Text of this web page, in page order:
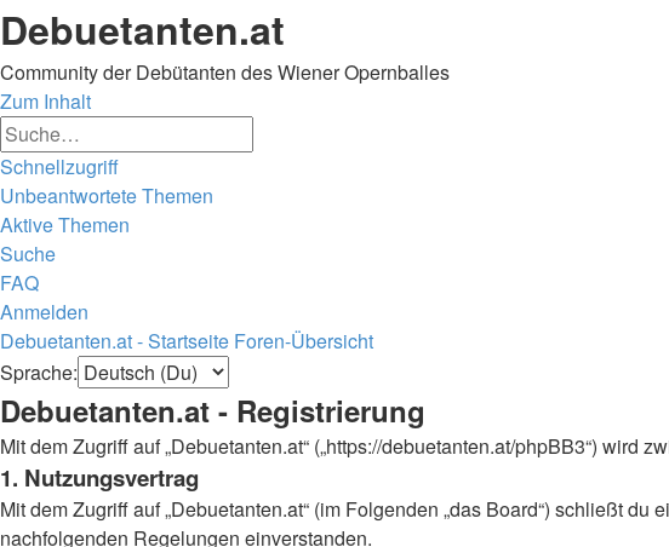
Debuetanten.at
Community der Debütanten des Wiener Opernballes
Zum Inhalt
Schnellzugriff
Unbeantwortete Themen
Aktive Themen
Suche
FAQ
Anmelden
Debuetanten.at - Startseite Foren-Übersicht
Suche
Sprache:
Debuetanten.at - Registrierung
Mit dem Zugriff auf „Debuetanten.at“ („https://debuetanten.at/phpBB3“)
1. Nutzungsvertrag
Mit dem Zugriff auf „Debuetanten.at“ (im Folgenden „das Board“) schließt
nachfolgenden Regelungen einverstanden.